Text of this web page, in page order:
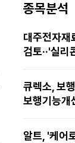
종목분석
대주전자재
검토··'실
큐렉소, 보
보행기능개
알트, '케어